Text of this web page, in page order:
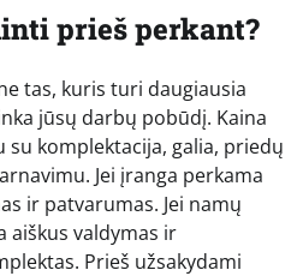
prieš perkant?
tas, kuris turi daugiausia
jūsų darbų pobūdį. Kaina
komplektacija, galia, priedų
Jei įranga perkama
ir patvarumas. Jei namų
aiškus valdymas ir
Prieš užsakydami